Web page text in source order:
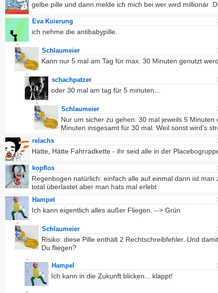
gelbe pille und dann melde ich mich bei wer wird millionär :D
Eva Kuierung
ich nehme die antibabypille.
Schlaumeier
Kann nur 5 mal am Tag für max. 30 Minuten genutzt
schachpatzer
oder 30 mal am tag für 5 minuten...
Schlaumeier
Nur um sicher zu gehen: 30 mal jeweils 5 Minuten
Minuten insgesamt für 30 mal. Weil sonst wird's
relachs
Hätte, Hätte Fahrradkette - ihr seid alle in der
kopflos
Regenbogen natürlich: einfach alle auf einmal dann ist man
total überlastet aber man hats mal erlebt
Hampel
Ich kann eigentlich alles außer Fliegen. --> Grün
Schlaumeier
Risiko: diese Pille enthält 2 Rechtschreibfehler. Und
Du fliegen?
Hampel
Ich kann in die Zukunft blicken... klappt!